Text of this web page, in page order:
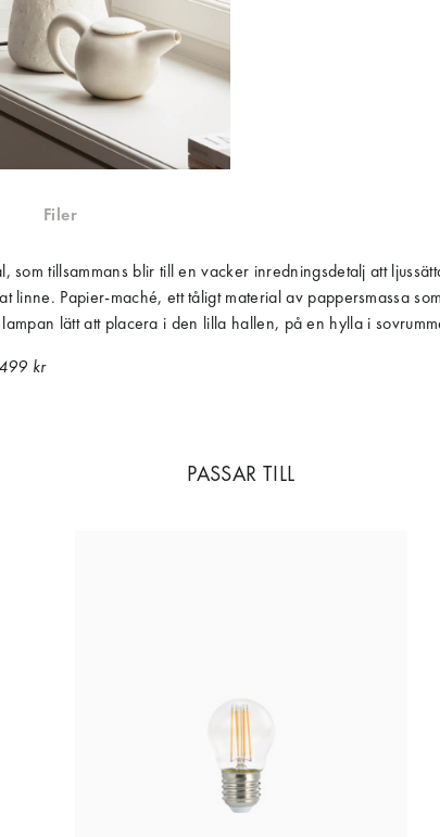
Filer
tillsammans blir till en vacker inredningsdetalj att
linne. Papier-maché, ett tåligt material av pappersmassa
lätt att placera i den lilla hallen, på en hylla i
kr
PASSAR TILL